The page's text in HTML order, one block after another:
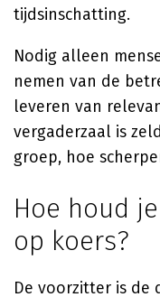
tijdsinschatting.
Nodig alleen
nemen van de
leveren van
vergaderzaal is
groep, hoe
Hoe houd
op koers?
De voorzitter is de